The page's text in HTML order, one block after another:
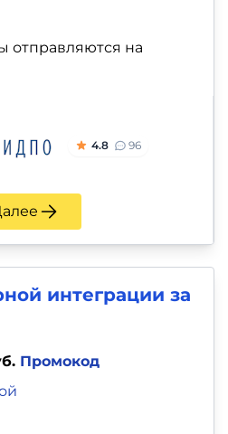
отправляются на
4.8 96
интеграции за
Промокод